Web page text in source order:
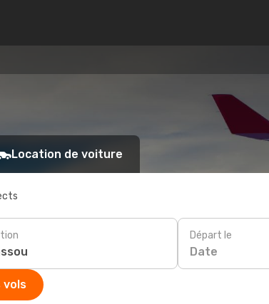
Location de voiture
Départ le
Date
vols